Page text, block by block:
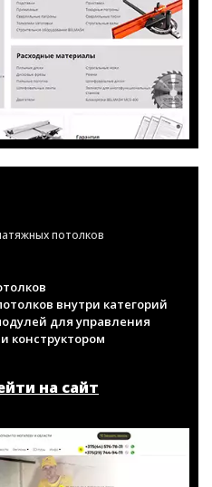
потолков
внутри категорий
для управления
конструктором
на сайт